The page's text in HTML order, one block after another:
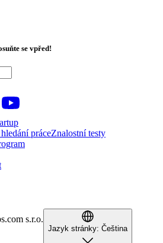
se vpřed!
práceZnalostní testy
s.r.o.
Jazyk stránky: Čeština